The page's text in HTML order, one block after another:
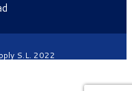
S.L. 2022